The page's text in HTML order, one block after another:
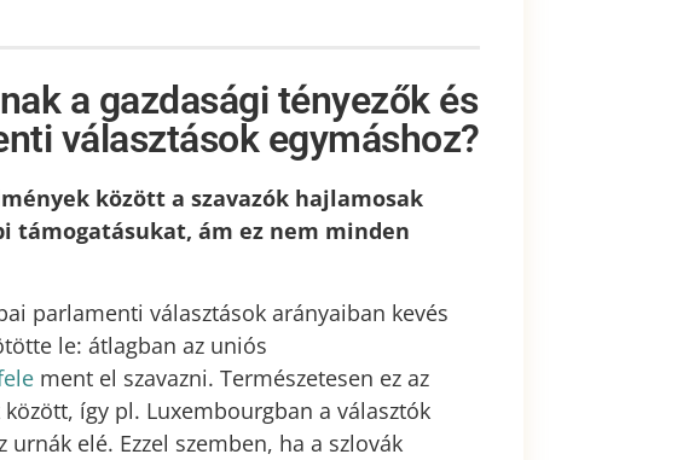
a gazdasági tényezők és
választások egymáshoz?
között a szavazók hajlamosak
támogatásukat, ám ez nem minden
parlamenti választások arányaiban kevés
le: átlagban az uniós
ment el szavazni. Természetesen ez az
így pl. Luxembourgban a választók
elé. Ezzel szemben, ha a szlovák